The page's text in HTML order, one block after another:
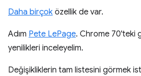
Daha birçok özellik de var.
Adım Pete LePage. Chrome 70'teki
yenilikleri inceleyelim.
Değişikliklerin tam listesini görmek